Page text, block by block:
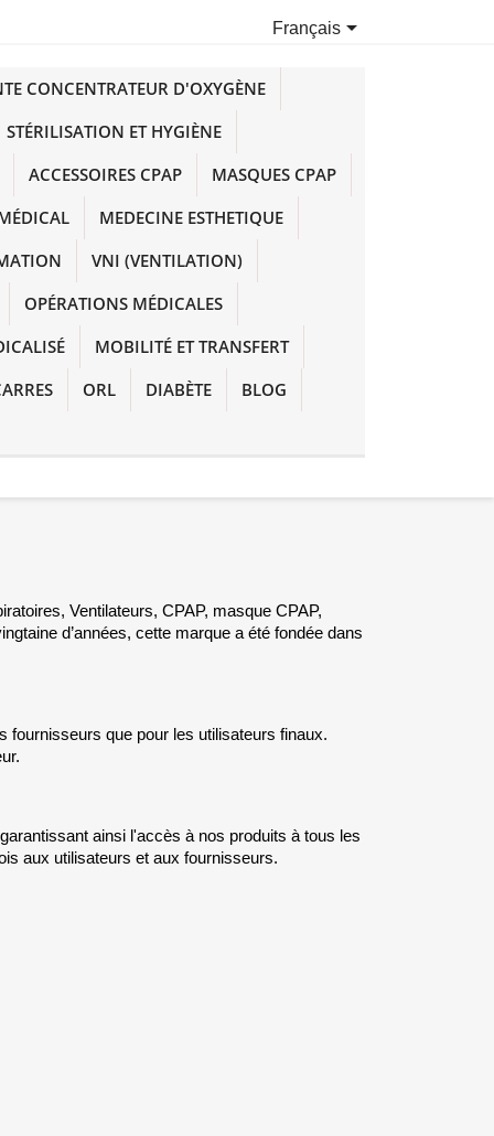
Français
CONCENTRATEUR D'OXYGÈNE
STÉRILISATION ET HYGIÈNE
ACCESSOIRES CPAP
MASQUES CPAP
MEDECINE ESTHETIQUE
VNI (VENTILATION)
OPÉRATIONS MÉDICALES
MOBILITÉ ET TRANSFERT
ORL DIABÈTE BLOG
Ventilateurs, CPAP, masque CPAP,
d’années, cette marque a été fondée dans
fournisseurs que pour les utilisateurs finaux.
ainsi l'accès à nos produits à tous les
aux utilisateurs et aux fournisseurs.